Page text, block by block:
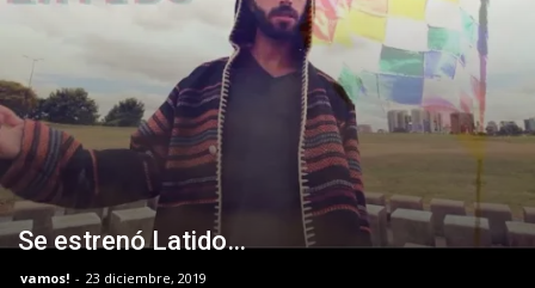
Se estrenó Latido…
vamos! - 23 diciembre, 2019